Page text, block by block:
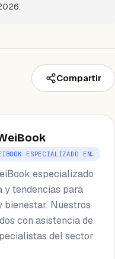
Compartir
ESPECIALIZADO EN…
especializado
y tendencias para
bienestar. Nuestros
con asistencia de
del sector